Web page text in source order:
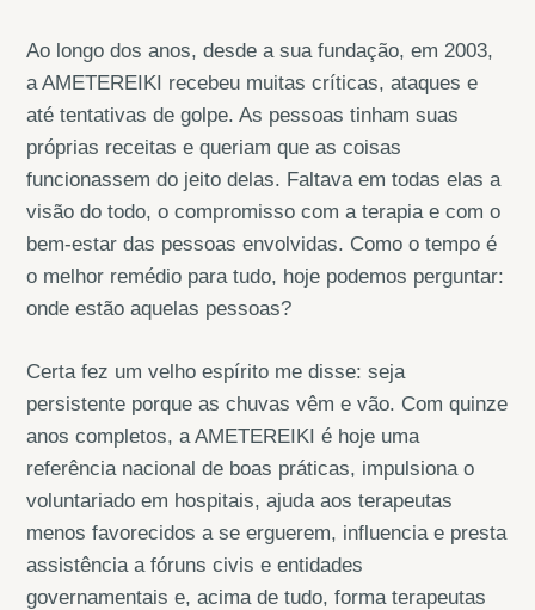
Ao longo dos anos, desde a sua fundação, em 2003,
a AMETEREIKI recebeu muitas críticas, ataques e
até tentativas de golpe. As pessoas tinham suas
próprias receitas e queriam que as coisas
funcionassem do jeito delas. Faltava em todas elas a
visão do todo, o compromisso com a terapia e com o
bem-estar das pessoas envolvidas. Como o tempo é
o melhor remédio para tudo, hoje podemos perguntar:
onde estão aquelas pessoas?
Certa fez um velho espírito me disse: seja
persistente porque as chuvas vêm e vão. Com quinze
anos completos, a AMETEREIKI é hoje uma
referência nacional de boas práticas, impulsiona o
voluntariado em hospitais, ajuda aos terapeutas
menos favorecidos a se erguerem, influencia e presta
assistência a fóruns civis e entidades
governamentais e, acima de tudo, forma terapeutas